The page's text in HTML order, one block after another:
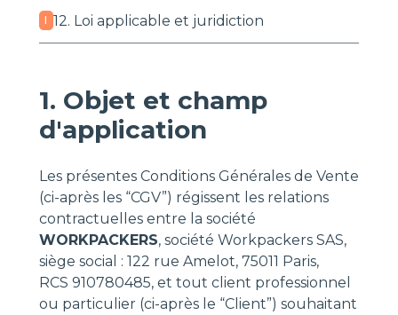
I 12. Loi applicable et juridiction
1. Objet et champ
d'application
Les présentes Conditions Générales de Vente
(ci-après les “CGV”) régissent les relations
contractuelles entre la société
WORKPACKERS, société Workpackers SAS,
siège social : 122 rue Amelot, 75011 Paris,
RCS 910780485, et tout client professionnel
ou particulier (ci-après le “Client”) souhaitant